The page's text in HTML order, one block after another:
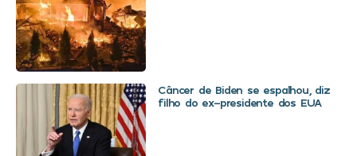
Câncer de Biden se espalhou, diz
filho do ex-presidente dos EUA